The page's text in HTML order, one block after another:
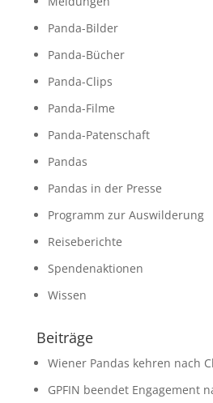
Panda-Bilder
Panda-Bücher
Panda-Clips
Panda-Filme
Panda-Patenschaft
Pandas
Pandas in der Presse
Programm zur Auswilderung
Reiseberichte
Spendenaktionen
Wissen
Beiträge
Wiener Pandas kehren nach
GPFIN beendet Engagement